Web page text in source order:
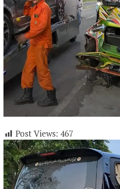
Post Views: 467